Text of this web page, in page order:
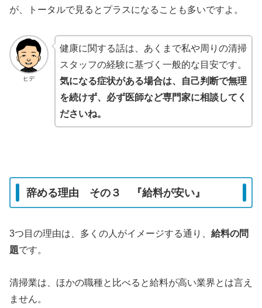
が、トータルで見るとプラスになることも多いですよ。
ヒデ
健康に関する話は、あくまで私や周りの清掃
スタッフの経験に基づく一般的な目安です。
気になる症状がある場合は、自己判断で無理
を続けず、必ず医師など専門家に相談してく
ださいね。
辞める理由 その３ 『給料が安い』
3つ目の理由は、多くの人がイメージする通り、 給料の問
題です。
清掃業は、ほかの職種と比べると給料が高い業界とは言え
ません。